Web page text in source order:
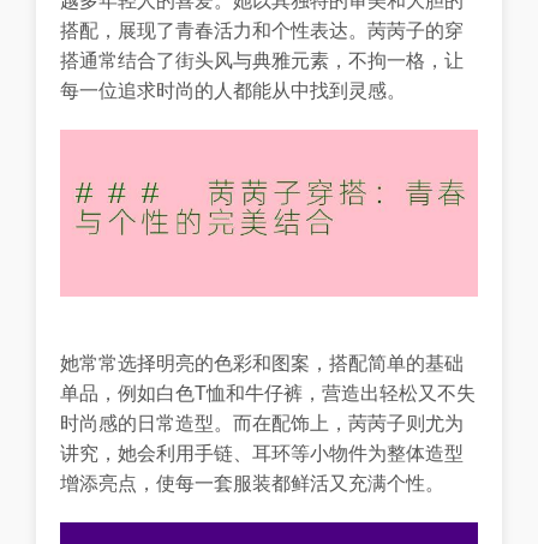
搭配，展现了青春活力和个性表达。苪苪子的穿
搭通常结合了街头风与典雅元素，不拘一格，让
每一位追求时尚的人都能从中找到灵感。
她常常选择明亮的色彩和图案，搭配简单的基础
单品，例如白色T恤和牛仔裤，营造出轻松又不失
时尚感的日常造型。而在配饰上，苪苪子则尤为
讲究，她会利用手链、耳环等小物件为整体造型
增添亮点，使每一套服装都鲜活又充满个性。